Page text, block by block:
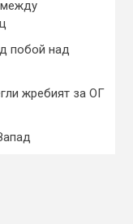
побой над
жребият за ОГ